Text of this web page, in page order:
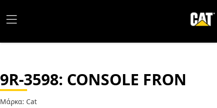
9R-3598: CONSOLE FRON
Μάρκα: Cat